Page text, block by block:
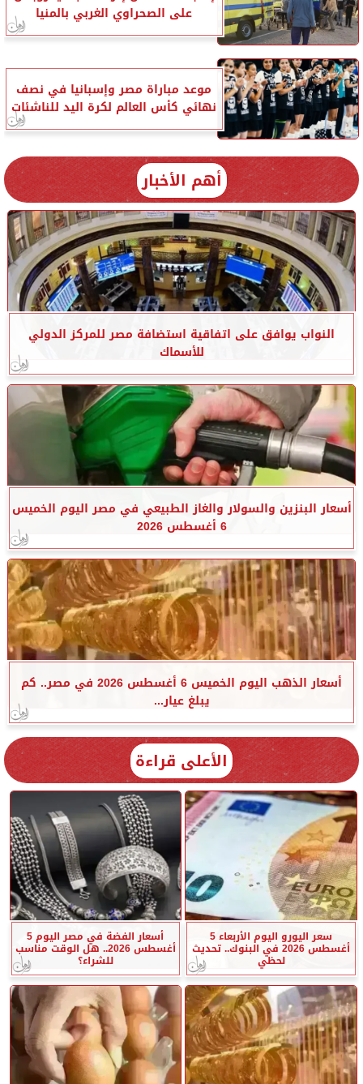
على الصحراوي الغربي بالمنيا
موعد مباراة مصر وإسبانيا في نصف
نهائي كأس العالم لكرة اليد للناشئات
أهم الأخبار
النواب يوافق على اتفاقية استضافة مصر للمركز الدولي
للأسماك
أسعار البنزين والسولار والغاز الطبيعي في مصر اليوم الخميس
6 أغسطس 2026
أسعار الذهب اليوم الخميس 6 أغسطس 2026 في مصر.. كم
يبلغ عيار...
الأعلى قراءة
سعر اليورو اليوم الأربعاء 5
أغسطس 2026 في البنوك.. تحديث
لحظي
أسعار الفضة في مصر اليوم 5
أغسطس 2026.. هل الوقت مناسب
للشراء؟